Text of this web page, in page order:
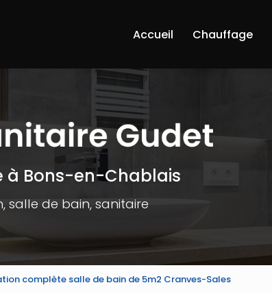
Accueil
Chauffage
à Bons-en-Chablais
salle de bain, sanitaire
complète salle de bain de 5m2 Cranves-Sales